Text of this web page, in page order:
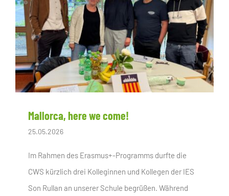
Mallorca, here we come!
25.05.2026
Im Rahmen des Erasmus+-Programms durfte die
CWS kürzlich drei Kolleginnen und Kollegen der IES
Son Rullan an unserer Schule begrüßen. Während